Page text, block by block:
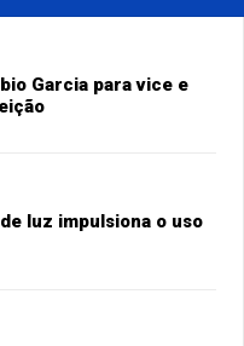
Garcia para vice e
luz impulsiona o uso